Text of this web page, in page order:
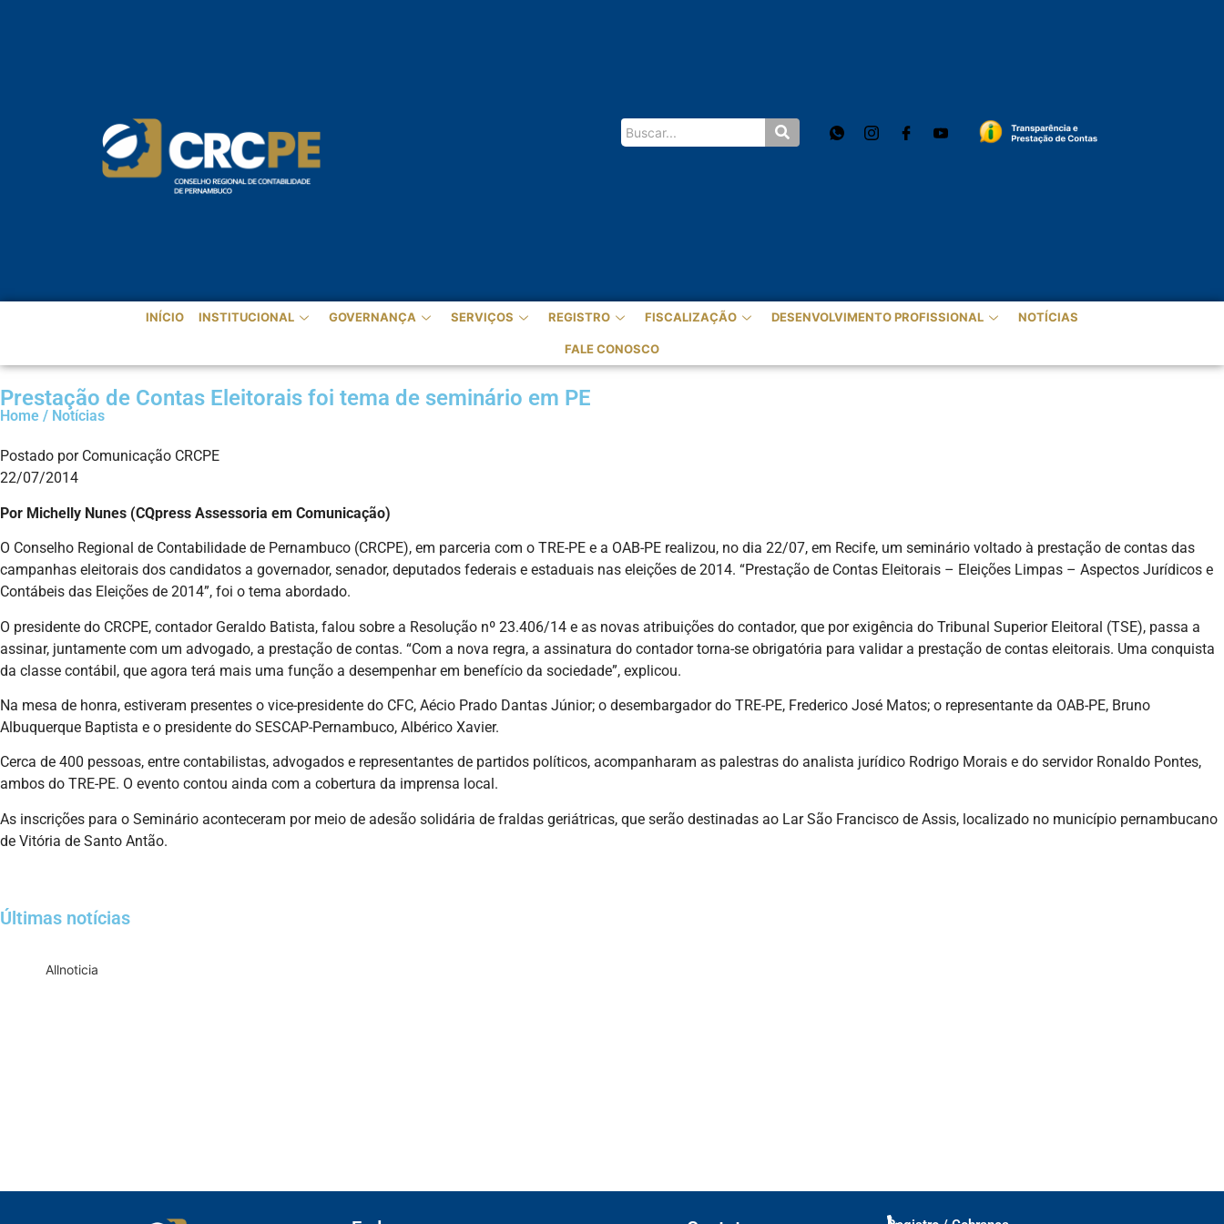
INÍCIO INSTITUCIONAL GOVERNANÇA SERVIÇOS REGISTRO FISCALIZAÇÃO DESENVOLVIMENTO PROFISSIONAL NOTÍCIAS
FALE CONOSCO
Prestação de Contas Eleitorais foi tema de seminário em PE
Home / Notícias
Postado por Comunicação CRCPE
22/07/2014
Por Michelly Nunes (CQpress Assessoria em Comunicação)
O Conselho Regional de Contabilidade de Pernambuco (CRCPE), em parceria com o TRE-PE e a OAB-PE realizou, no dia 22/07, em Recife, um seminário voltado à prestação de contas das
campanhas eleitorais dos candidatos a governador, senador, deputados federais e estaduais nas eleições de 2014. “Prestação de Contas Eleitorais – Eleições Limpas – Aspectos Jurídicos e
Contábeis das Eleições de 2014”, foi o tema abordado.
O presidente do CRCPE, contador Geraldo Batista, falou sobre a Resolução nº 23.406/14 e as novas atribuições do contador, que por exigência do Tribunal Superior Eleitoral (TSE), passa a
assinar, juntamente com um advogado, a prestação de contas. “Com a nova regra, a assinatura do contador torna-se obrigatória para validar a prestação de contas eleitorais. Uma conquista
da classe contábil, que agora terá mais uma função a desempenhar em benefício da sociedade”, explicou.
Na mesa de honra, estiveram presentes o vice-presidente do CFC, Aécio Prado Dantas Júnior; o desembargador do TRE-PE, Frederico José Matos; o representante da OAB-PE, Bruno
Albuquerque Baptista e o presidente do SESCAP-Pernambuco, Albérico Xavier.
Cerca de 400 pessoas, entre contabilistas, advogados e representantes de partidos políticos, acompanharam as palestras do analista jurídico Rodrigo Morais e do servidor Ronaldo Pontes,
ambos do TRE-PE. O evento contou ainda com a cobertura da imprensa local.
As inscrições para o Seminário aconteceram por meio de adesão solidária de fraldas geriátricas, que serão destinadas ao Lar São Francisco de Assis, localizado no município pernambucano
de Vitória de Santo Antão.
Últimas notícias
Allnoticia